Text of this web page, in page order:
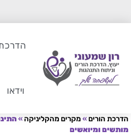
וידאו
הדרכת הורים » מקרים מהקליניקה »
מותשים ומיואשים